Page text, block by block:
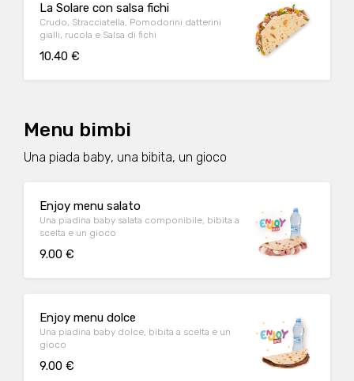
La Solare con salsa fichi
Crudo, Stracciatella, Pomodorini datterini
gialli, rucola e Salsa di fichi
10.40 €
Menu bimbi
Una piada baby, una bibita, un gioco
Enjoy menu salato
Una piadina baby salata componibile, bibita a
scelta e un gioco
9.00 €
Enjoy menu dolce
Una piadina baby dolce, bibita a scelta e un
gioco
9.00 €